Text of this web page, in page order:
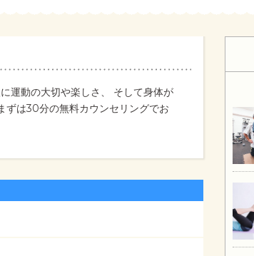
運動の大切や楽しさ、 そして身体が
ずは30分の無料カウンセリングでお